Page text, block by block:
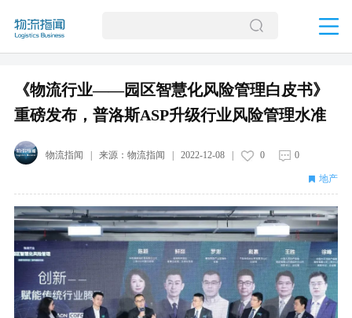
《物流行业——园区智慧化风险管理白皮书》
重磅发布，普洛斯ASP升级行业风险管理水准
物流指闻 | 来源： 物流指闻 2022-12-08| 0 0
地产